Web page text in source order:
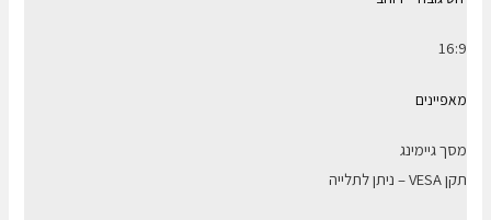
16:9
מאפיינים
מסך גיימינג
תקן VESA – ניתן לתלייה